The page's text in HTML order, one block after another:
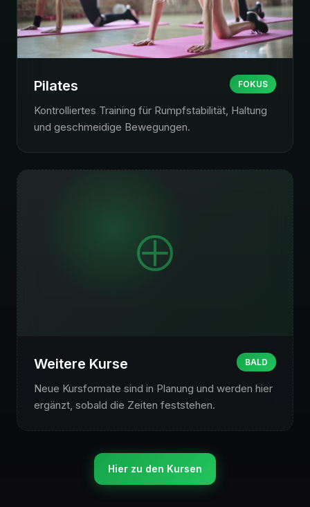
Pilates
Kontrolliertes Training für Rumpfstabilität, Haltung
und geschmeidige Bewegungen.
FOKUS
Weitere Kurse
Neue Kursformate sind in Planung und werden hier
ergänzt, sobald die Zeiten feststehen.
BALD
Hier zu den Kursen